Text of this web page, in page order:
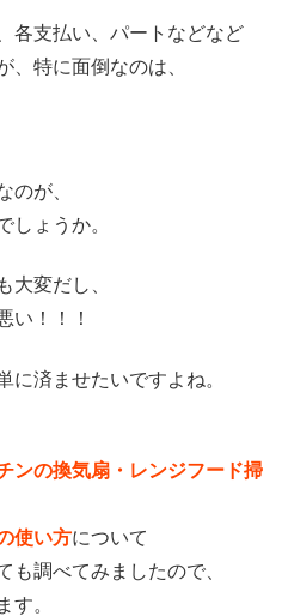
各支払い、パートなどなど
、特に面倒なのは、
のが、
しょうか。
大変だし、
い！！！
に済ませたいですよね。
ンの換気扇・レンジフード掃
使い方について
も調べてみましたので、
す。